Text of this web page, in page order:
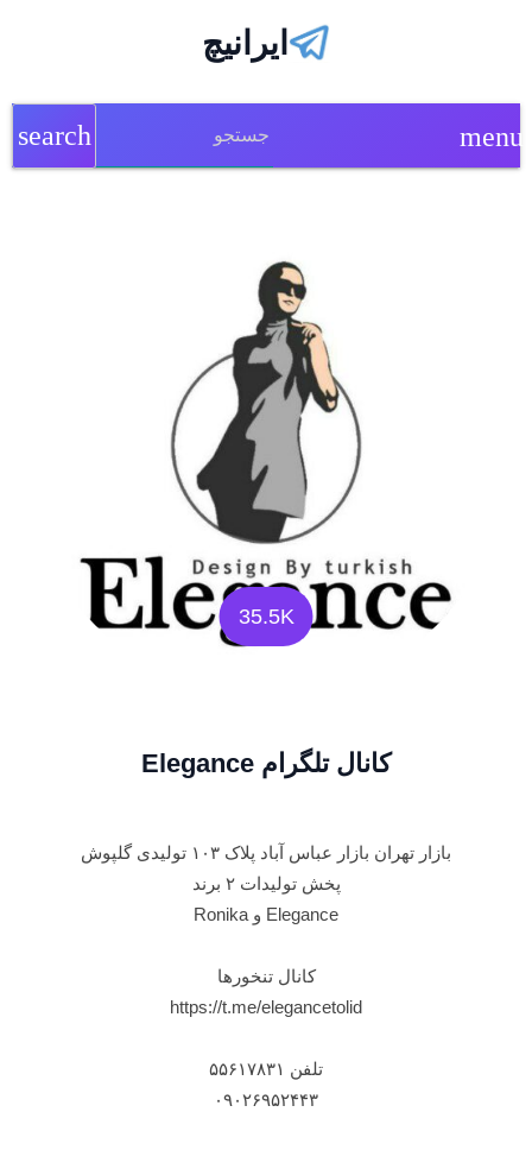
ایرانیچ
menu
search
35.5K
کانال تلگرام Elegance
بازار تهران بازار عباس آباد پلاک ۱۰۳ تولیدی گلپوش
پخش تولیدات ۲ برند
Elegance و Ronika
کانال تنخورها
https://t.me/elegancetolid
تلفن ۵۵۶۱۷۸۳۱
۰۹۰۲۶۹۵۲۴۴۳